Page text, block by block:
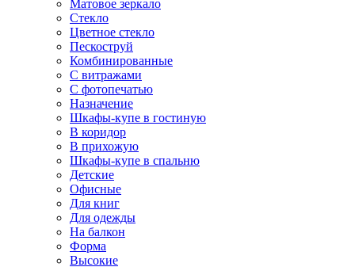
Матовое зеркало
Стекло
Цветное стекло
Пескоструй
Комбинированные
С витражами
С фотопечатью
Назначение
Шкафы-купе в гостиную
В коридор
В прихожую
Шкафы-купе в спальню
Детские
Офисные
Для книг
Для одежды
На балкон
Форма
Высокие